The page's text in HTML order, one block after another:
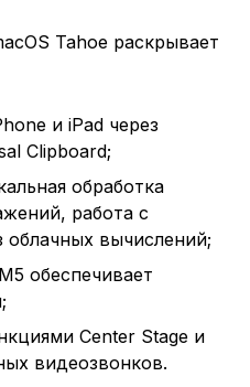
Tahoe раскрывает
и iPad через
Clipboard;
обработка
работа с
вычислений;
обеспечивает
Center Stage и
видеозвонков.